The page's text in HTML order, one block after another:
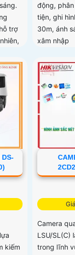
trợ
động,
tiện, ghi
30m, ánh
xâm nhập
DS-
kiếm
Camera
LSU/SL(C)
trong lĩnh